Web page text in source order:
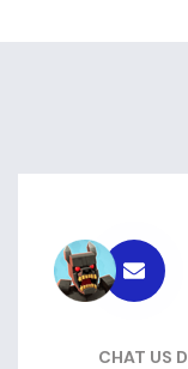
CHAT US